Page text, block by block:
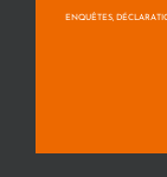
ENQUÊTES,